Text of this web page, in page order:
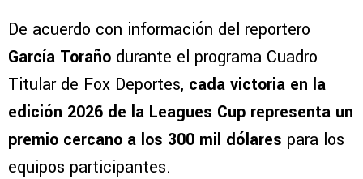
De acuerdo con información del reportero
García Toraño durante el programa Cuadro
Titular de Fox Deportes, cada victoria en la
edición 2026 de la Leagues Cup representa un
premio cercano a los 300 mil dólares para los
equipos participantes.